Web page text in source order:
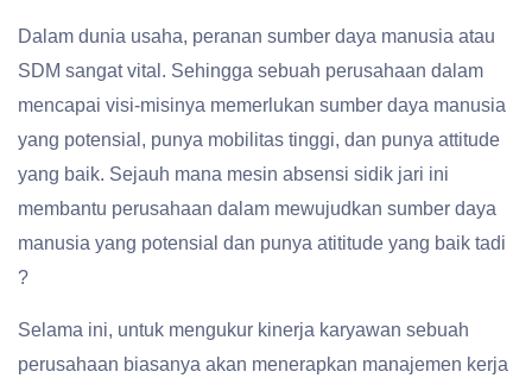
Dalam dunia usaha, peranan sumber daya manusia atau
SDM sangat vital. Sehingga sebuah perusahaan dalam
mencapai visi-misinya memerlukan sumber daya manusia
yang potensial, punya mobilitas tinggi, dan punya attitude
yang baik. Sejauh mana mesin absensi sidik jari ini
membantu perusahaan dalam mewujudkan sumber daya
manusia yang potensial dan punya atititude yang baik tadi
?
Selama ini, untuk mengukur kinerja karyawan sebuah
perusahaan biasanya akan menerapkan manajemen kerja